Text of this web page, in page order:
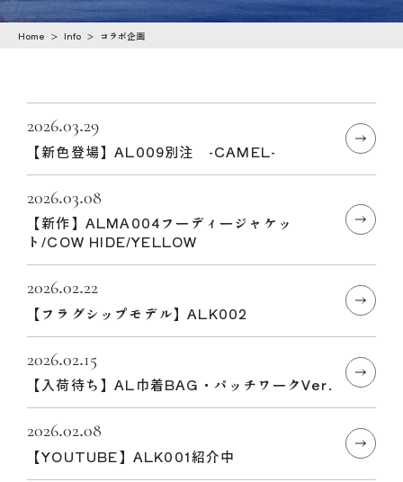
o
Home > Info > コラボ企画
2026.03.29
【新色登場】AL009別注 -CAMEL-
2026.03.08
【新作】ALMA004フーディージャケッ
ト/COW HIDE/YELLOW
2026.02.22
【フラグシップモデル】ALK002
2026.02.15
【入荷待ち】AL巾着BAG・パッチワークVer.
2026.02.08
【YOUTUBE】ALK001紹介中